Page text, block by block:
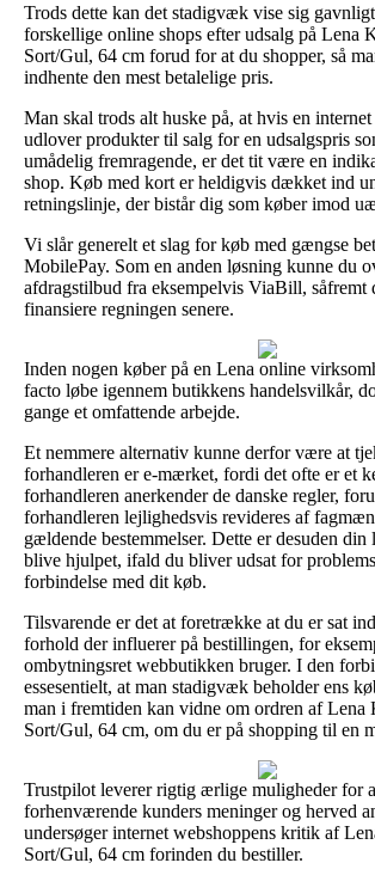
Trods dette kan det stadigvæk vise sig
forskellige online shops efter udsalg på Lena
Sort/Gul, 64 cm forud for at du shopper, så
indhente den mest betalelige pris.
Man skal trods alt huske på, at hvis en
udlover produkter til salg for en udsalgspris
umådelig fremragende, er det tit være en
shop. Køb med kort er heldigvis dækket ind
retningslinje, der bistår dig som køber imod
Vi slår generelt et slag for køb med gængse
MobilePay. Som en anden løsning kunne du
afdragstilbud fra eksempelvis ViaBill, såfremt
finansiere regningen senere.
Inden nogen køber på en Lena online
facto løbe igennem butikkens handelsvilkår,
gange et omfattende arbejde.
Et nemmere alternativ kunne derfor være at
forhandleren er e-mærket, fordi det ofte er et
forhandleren anerkender de danske regler,
forhandleren lejlighedsvis revideres af
gældende bestemmelser. Dette er desuden
blive hjulpet, ifald du bliver udsat for
forbindelse med dit køb.
Tilsvarende er det at foretrække at du er sat
forhold der influerer på bestillingen, for
ombytningsret webbutikken bruger. I den
essesentielt, at man stadigvæk beholder ens
man i fremtiden kan vidne om ordren af
Sort/Gul, 64 cm, om du er på shopping til en
Trustpilot leverer rigtig ærlige muligheder for
forhenværende kunders meninger og herved
undersøger internet webshoppens kritik af
Sort/Gul, 64 cm forinden du bestiller.